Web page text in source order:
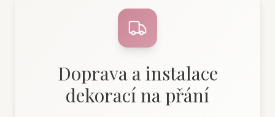
Doprava a instalace
dekorací na přání